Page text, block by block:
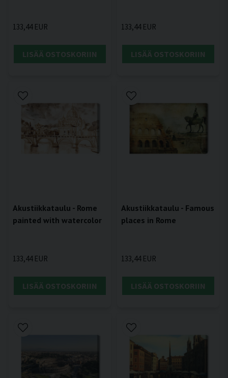
133,44 EUR
LISÄÄ OSTOSKORIIN
133,44 EUR
LISÄÄ OSTOSKORIIN
Akustiikkataulu - Rome
painted with watercolor
133,44 EUR
LISÄÄ OSTOSKORIIN
Akustiikkataulu - Famous
places in Rome
133,44 EUR
LISÄÄ OSTOSKORIIN